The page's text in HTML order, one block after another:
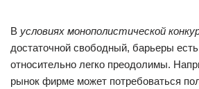
В условиях монополистической
достаточной свободный, барьеры
относительно легко преодолимы.
рынок фирме может потребоваться